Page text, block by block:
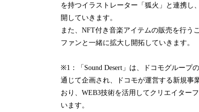
を持つイラストレーター「狐火」と連携し
開していきます。
また、NFT付き音楽アイテムの販売を行う
ファンと一緒に拡大し開拓していきます。
※1：「Sound Desert」は、ドコモグループ
通じて企画され、ドコモが運営する新規事
おり、WEB3技術を活用してクリエイター
います。